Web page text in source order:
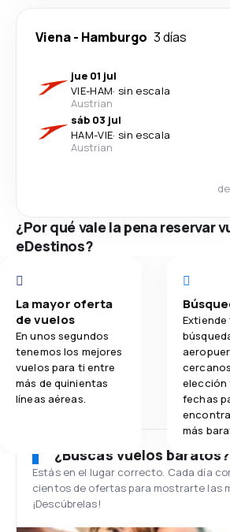
Viena- Hamburgo 3 días
jue 01 jul
VIE-HAM· sin escala
Austrian
sáb 03 jul
HAM-VIE· sin escala
Austrian
¿Por qué vale la pena reservar
eDestinos?
La mayor oferta
de vuelos
En unos segundos
tenemos los mejores
vuelos para ti entre
más de quinientas
líneas aéreas.
Extiende
elección
fechas
más
¿Buscas vuelos baratos?
Estás en el lugar correcto. Cada día
cientos de ofertas para mostrarte las
¡Descúbrelas!